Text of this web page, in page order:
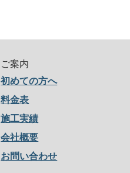
ご案内
初めての方へ
料金表
施工実績
会社概要
お問い合わせ